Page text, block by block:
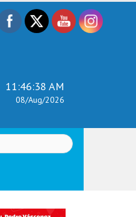
11:46:39 AM
08/Aug/2026